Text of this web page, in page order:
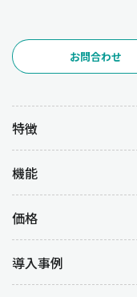
お問合わせ
特徴
機能
価格
導入事例